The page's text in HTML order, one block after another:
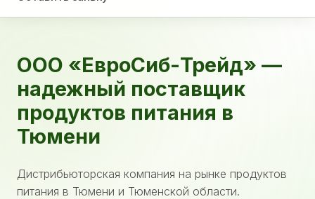
ООО «ЕвроСиб-Трейд» —
надежный поставщик
продуктов питания в
Тюмени
Дистрибьюторская компания на рынке продуктов
питания в Тюмени и Тюменской области.